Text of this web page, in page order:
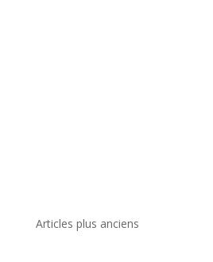
Articles plus anciens